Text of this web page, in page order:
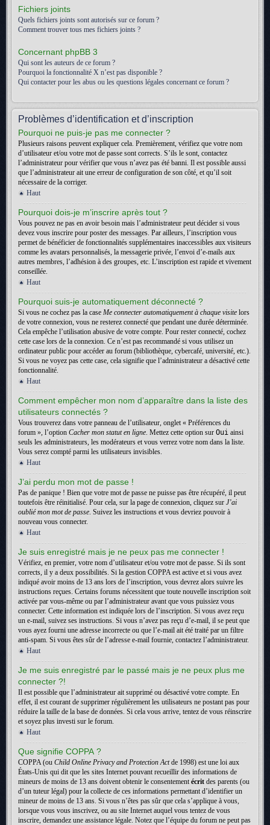
Fichiers joints
Quels fichiers joints sont autorisés sur ce forum ?
Comment trouver tous mes fichiers joints ?
Concernant phpBB 3
Qui sont les auteurs de ce forum ?
Pourquoi la fonctionnalité X n’est pas disponible ?
Qui contacter pour les abus ou les questions légales concernant ce forum ?
Problèmes d’identification et d’inscription
Pourquoi ne puis-je pas me connecter ?
Plusieurs raisons peuvent expliquer cela. Premièrement, vérifiez que votre nom
d’utilisateur et/ou votre mot de passe sont corrects. S’ils le sont, contactez
l’administrateur pour vérifier que vous n’avez pas été banni. Il est possible aussi
que l’administrateur ait une erreur de configuration de son côté, et qu’il soit
nécessaire de la corriger.
Haut
Pourquoi dois-je m’inscrire après tout ?
Vous pouvez ne pas en avoir besoin mais l’administrateur peut décider si vous
devez vous inscrire pour poster des messages. Par ailleurs, l’inscription vous
permet de bénéficier de fonctionnalités supplémentaires inaccessibles aux visiteurs
comme les avatars personnalisés, la messagerie privée, l’envoi d’e-mails aux
autres membres, l’adhésion à des groupes, etc. L’inscription est rapide et vivement
conseillée.
Haut
Pourquoi suis-je automatiquement déconnecté ?
Si vous ne cochez pas la case Me connecter automatiquement à chaque visite lors
de votre connexion, vous ne resterez connecté que pendant une durée déterminée.
Cela empêche l’utilisation abusive de votre compte. Pour rester connecté, cochez
cette case lors de la connexion. Ce n’est pas recommandé si vous utilisez un
ordinateur public pour accéder au forum (bibliothèque, cybercafé, université, etc.).
Si vous ne voyez pas cette case, cela signifie que l’administrateur a désactivé cette
fonctionnalité.
Haut
Comment empêcher mon nom d’apparaître dans la liste des
utilisateurs connectés ?
Vous trouverez dans votre panneau de l’utilisateur, onglet « Préférences du
forum », l’option Cacher mon statut en ligne. Mettez cette option sur Oui ainsi
seuls les administrateurs, les modérateurs et vous verrez votre nom dans la liste.
Vous serez compté parmi les utilisateurs invisibles.
Haut
J’ai perdu mon mot de passe !
Pas de panique ! Bien que votre mot de passe ne puisse pas être récupéré, il peut
toutefois être réinitialisé. Pour cela, sur la page de connexion, cliquez sur J’ai
oublié mon mot de passe. Suivez les instructions et vous devriez pouvoir à
nouveau vous connecter.
Haut
Je suis enregistré mais je ne peux pas me connecter !
Vérifiez, en premier, votre nom d’utilisateur et/ou votre mot de passe. Si ils sont
corrects, il y a deux possibilités. Si la gestion COPPA est active et si vous avez
indiqué avoir moins de 13 ans lors de l’inscription, vous devrez alors suivre les
instructions reçues. Certains forums nécessitent que toute nouvelle inscription soit
activée par vous-même ou par l’administrateur avant que vous puissiez vous
connecter. Cette information est indiquée lors de l’inscription. Si vous avez reçu
un e-mail, suivez ses instructions. Si vous n’avez pas reçu d’e-mail, il se peut que
vous ayez fourni une adresse incorrecte ou que l’e-mail ait été traité par un filtre
anti-spam. Si vous êtes sûr de l’adresse e-mail fournie, contactez l’administrateur.
Haut
Je me suis enregistré par le passé mais je ne peux plus me
connecter ?!
Il est possible que l’administrateur ait supprimé ou désactivé votre compte. En
effet, il est courant de supprimer régulièrement les utilisateurs ne postant pas pour
réduire la taille de la base de données. Si cela vous arrive, tentez de vous réinscrire
et soyez plus investi sur le forum.
Haut
Que signifie COPPA ?
COPPA (ou Child Online Privacy and Protection Actde 1998) est une loi aux
États-Unis qui dit que les sites Internet pouvant recueillir des informations de
mineurs de moins de 13 ans doivent obtenir le consentementécrit des parents (ou
d’un tuteur légal) pour la collecte de ces informations permettant d’identifier un
mineur de moins de 13 ans. Si vous n’êtes pas sûr que cela s’applique à vous,
lorsque vous vous inscrivez, ou au site Internet auquel vous tentez de vous
inscrire, demandez une assistance légale. Notez que l’équipe du forum ne peut pas